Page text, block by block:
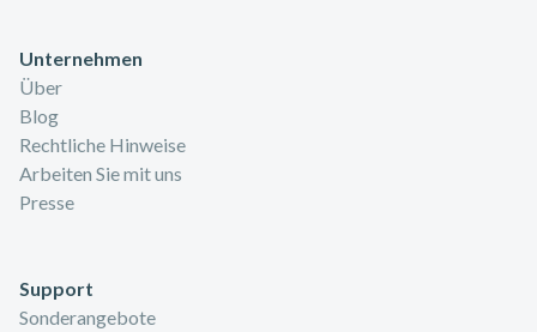
Unternehmen
Über
Blog
Rechtliche Hinweise
Arbeiten Sie mit uns
Presse
Support
Sonderangebote